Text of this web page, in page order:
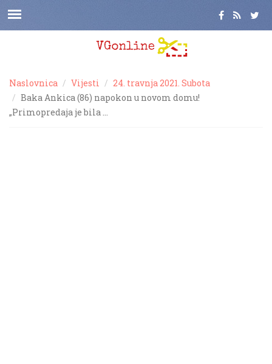
Naslovnica Vijesti
24. travnja 2021. Subota
Baka Ankica (86) napokon u novom domu!
„Primopredaja je bila …